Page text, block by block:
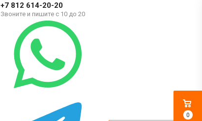
+7 812 614-20-20
Звоните и пишите с 10 до 20
0